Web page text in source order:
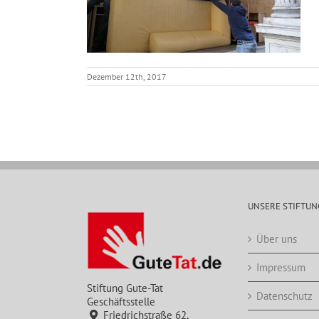
Dezember 12th, 2017
Stiftung Gute-Tat
Geschäftsstelle
Friedrichstraße 62,
UNSERE
Über uns
Impressum
Datenschutz